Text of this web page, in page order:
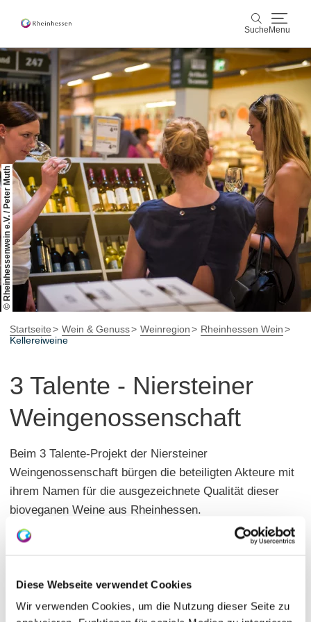
Diese Webseite verwendet Cookies
Wir verwenden Cookies, um die Nutzung dieser Seite zu
Suche Menu
Wein & Genuss
Aktiv & Natur
Kultur & Städte
Veranstaltungen
Buchung & Service
Shop Rheinhessen-Blog
© Rheinhessenwein e.V. / Peter Muth
Startseite Wein & Genuss Weinregion
Rheinhessen Wein
Kellereiweine
3 Talente - Niersteiner
Weingenossenschaft
Beim 3 Talente-Projekt der Niersteiner
Weingenossenschaft bürgen die beteiligten Akteure mit
ihrem Namen für die ausgezeichnete Qualität dieser
bioveganen Weine aus Rheinhessen.
Die Range von „3 Talente – bio & vegan“ umfasst fünf
Rosé und einen halbtrockenen Dornfelder.